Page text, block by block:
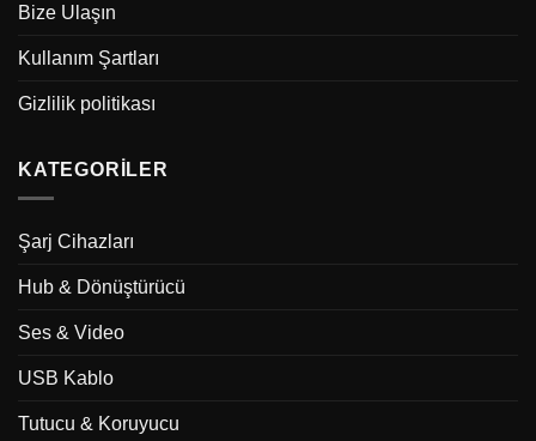
Bize Ulaşın
Kullanım Şartları
Gizlilik politikası
KATEGORILER
Şarj Cihazları
Hub & Dönüştürücü
Ses & Video
USB Kablo
Tutucu & Koruyucu